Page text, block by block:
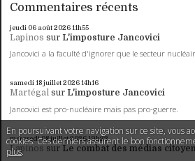
En poursuivant votre navigation sur ce site, vous
cookies. Ces derniers assurent le bon
plus.
Commentaires récents
jeudi 06 août 202611h55
Lapinos sur L'imposture Jancovici
Jancovici a la faculté d'ignorer que le secteur
samedi 18juillet 202614h16
Martégal sur L'imposture Jancovici
Jancovici est pro-nucléaire mais pas pro-guerre.
mercredi 08juillet 202619h22
Lapinos sur Le combat des médias